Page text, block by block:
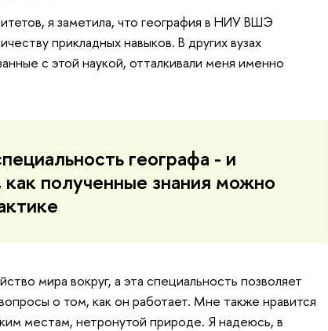
я заметила, что география в НИУ ВШЭ
прикладных навыков. В других вузах
с этой наукой, отталкивали меня именно
географа - и
как полученные знания можно
мира вокруг, а эта специальность позволяет
о том, как он работает. Мне также нравится
местам, нетронутой природе. Я надеюсь, в